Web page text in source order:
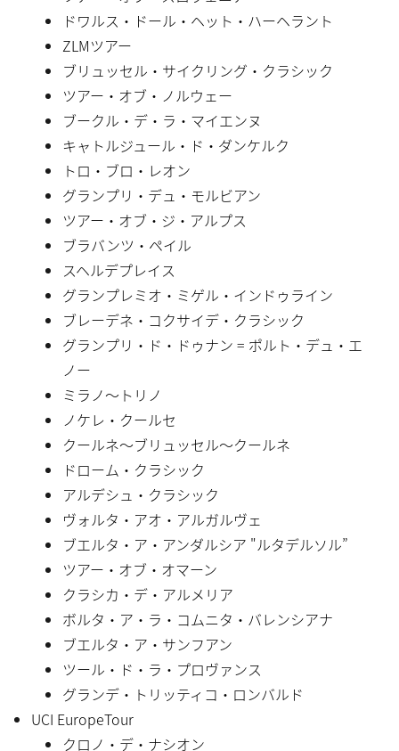
ドワルス・ドール・ヘット・ハーヘラント
ZLMツアー
ブリュッセル・サイクリング・クラシック
ツアー・オブ・ノルウェー
ブークル・デ・ラ・マイエンヌ
キャトルジュール・ド・ダンケルク
トロ・ブロ・レオン
グランプリ・デュ・モルビアン
ツアー・オブ・ジ・アルプス
ブラバンツ・ペイル
スヘルデプレイス
グランプレミオ・ミゲル・インドゥライン
ブレーデネ・コクサイデ・クラシック
グランプリ・ド・ドゥナン = ポルト・デュ・エ
ノー
ミラノ〜トリノ
ノケレ・クールセ
クールネ〜ブリュッセル〜クールネ
ドローム・クラシック
アルデシュ・クラシック
ヴォルタ・アオ・アルガルヴェ
ブエルタ・ア・アンダルシア "ルタデルソル”
ツアー・オブ・オマーン
クラシカ・デ・アルメリア
ボルタ・ア・ラ・コムニタ・バレンシアナ
ブエルタ・ア・サンフアン
ツール・ド・ラ・プロヴァンス
グランデ・トリッティコ・ロンバルド
UCI EuropeTour
クロノ・デ・ナシオン